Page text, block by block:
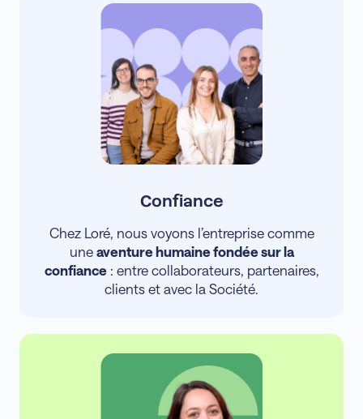
Confiance
Chez Loré, nous voyons l’entreprise comme
une aventure humaine fondée sur la
confiance: entre collaborateurs, partenaires,
clients et avec la Société.